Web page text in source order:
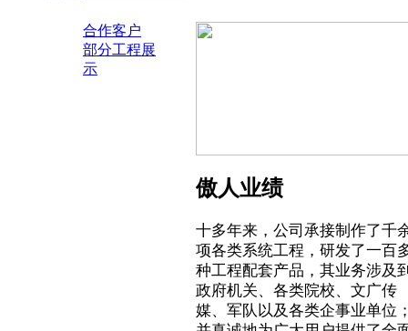
合作客户
部分工程展
示
傲人业绩
十多年来，公司承接制作了千
项各类系统工程，研发了一百
种工程配套产品，其业务涉及
政府机关、各类院校、文广传
媒、军队以及各类企事业单位